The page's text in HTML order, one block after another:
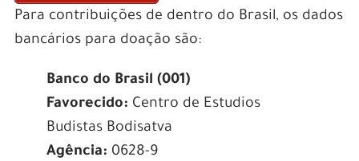
Para contribuições de dentro do Brasil, os dados
bancários para doação são:
Banco do Brasil (001)
Favorecido: Centro de Estudios
Budistas Bodisatva
Agência: 0628-9